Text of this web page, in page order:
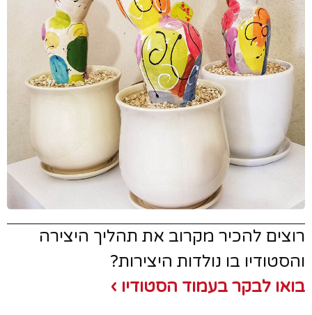
להכיר מקרוב את תהליך היצירה
בו נולדות היצירות?
לבקר בעמוד הסטודיו ›